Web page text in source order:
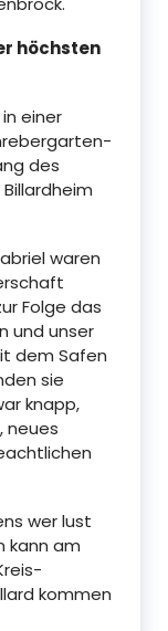
höchsten
einer
des
waren
Folge das
und unser
dem Safen
sie
knapp,
neues
wer lust
kann am
kommen